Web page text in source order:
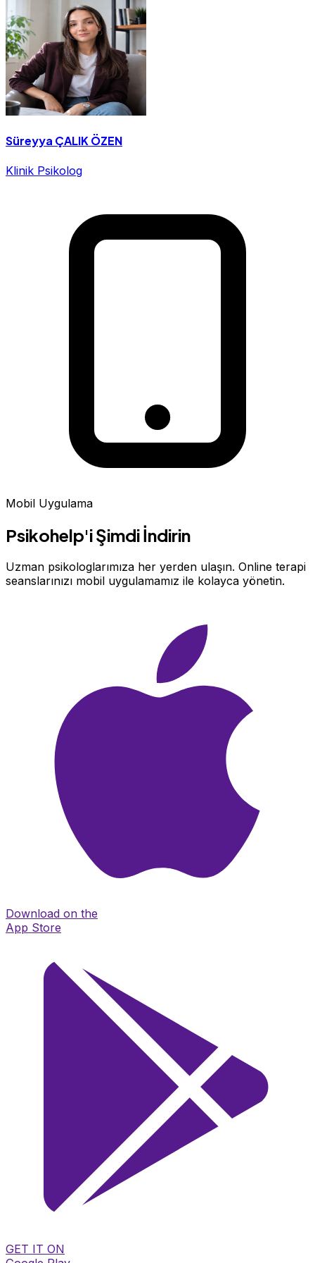
Süreyya ÇALIK ÖZEN
Klinik Psikolog
Mobil Uygulama
Psikohelp'i Şimdi İndirin
Uzman psikologlarımıza her yerden ulaşın. Online terapi
seanslarınızı mobil uygulamamız ile kolayca yönetin.
Download on the
App Store
GET IT ON